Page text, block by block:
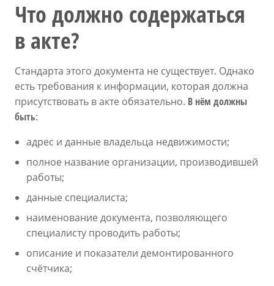
Что должно содержаться
в акте?
Стандарта этого документа не существует. Однако
есть требования к информации, которая должна
присутствовать в акте обязательно. В нём должны
быть:
адрес и данные владельца недвижимости;
полное название организации, производившей
работы;
данные специалиста;
наименование документа, позволяющего
специалисту проводить работы;
описание и показатели демонтированного
счётчика;